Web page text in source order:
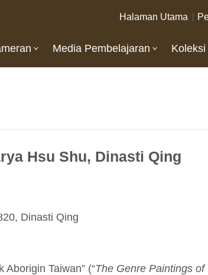
Halaman Utama
Media Pembelajaran
Hsu Shu, Dinasti Qing
Dinasti Qing
Taiwan” (“The Genre Paintings of